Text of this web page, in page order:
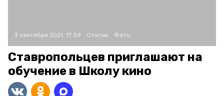
3 сентября 2021, 17:39 Статьи Фото:
Ставропольцев приглашают на
обучение в Школу кино